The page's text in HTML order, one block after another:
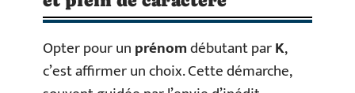
Opter pour unprénomdébutant parK,
c’est affirmer un choix. Cette démarche,